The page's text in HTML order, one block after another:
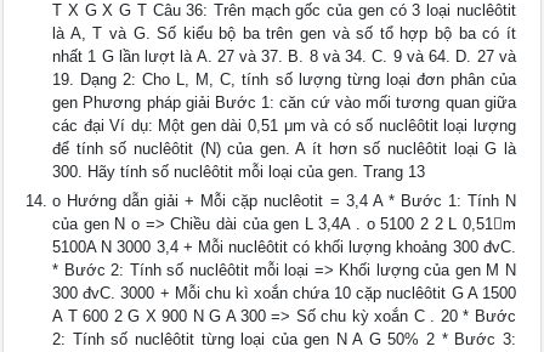
T X G X G T Câu 36: Trên mạch gốc của gen có 3 loại nuclêôtit
là A, T và G. Số kiểu bộ ba trên gen và số tổ hợp bộ ba có ít
nhất 1 G lần lượt là A. 27 và 37. B. 8 và 34. C. 9 và 64. D. 27 và
19. Dạng 2: Cho L, M, C, tính số lượng từng loại đơn phân của
gen Phương pháp giải Bước 1: căn cứ vào mối tương quan giữa
các đại Ví dụ: Một gen dài 0,51 μm và có số nuclêôtit loại lượng
để tính số nuclêôtit (N) của gen. A ít hơn số nuclêôtit loại G là
300. Hãy tính số nuclêôtit mỗi loại của gen. Trang 13
o Hướng dẫn giải + Mỗi cặp nuclêotit = 3,4 A * Bước 1: Tính N
của gen N o => Chiều dài của gen L 3,4A . o 5100 2 2 L 0,51m
5100A N 3000 3,4 + Mỗi nuclêôtit có khối lượng khoảng 300 đvC.
* Bước 2: Tính số nuclêôtit mỗi loại => Khối lượng của gen M N
300 đvC. 3000 + Mỗi chu kì xoắn chứa 10 cặp nuclêôtit G A 1500
A T 600 2 G X 900 N G A 300 => Số chu kỳ xoắn C . 20 * Bước
2: Tính số nuclêôtit từng loại của gen N A G 50% 2 * Bước 3: